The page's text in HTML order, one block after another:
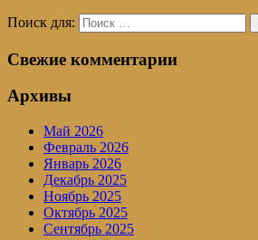
Поиск для:
Свежие комментарии
Архивы
Май 2026
Февраль 2026
Январь 2026
Декабрь 2025
Ноябрь 2025
Октябрь 2025
Сентябрь 2025